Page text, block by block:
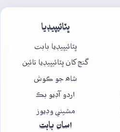
ڀٽائيپيڊيا
ڀٽائيپيڊيا بابت
گنج کان ڀٽائيپيڊيا تائين
شاھ جو ڪوش
اردو آڊيو بڪ
مشيني وڊيوز
اسان بابت